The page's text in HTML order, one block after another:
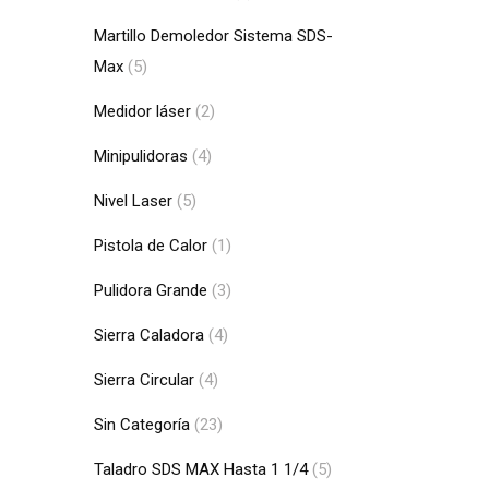
Martillo Demoledor Sistema SDS-
Max (5)
Medidor láser (2)
Minipulidoras (4)
Nivel Laser (5)
Pistola de Calor (1)
Pulidora Grande (3)
Sierra Caladora (4)
Sierra Circular (4)
Sin Categoría (23)
Taladro SDS MAX Hasta 1 1/4 (5)